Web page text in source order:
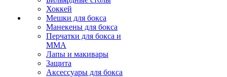
Хоккей
Мешки для бокса
Манекены для бокса
Перчатки для бокса и
MMA
Лапы и макивары
Защита
Аксессуары для бокса